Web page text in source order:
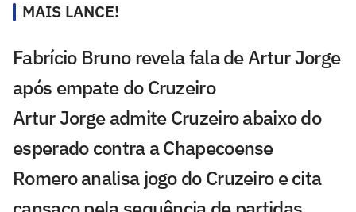
MAIS LANCE!
Fabrício Bruno revela fala de Artur Jorge
após empate do Cruzeiro
Artur Jorge admite Cruzeiro abaixo do
esperado contra a Chapecoense
Romero analisa jogo do Cruzeiro e cita